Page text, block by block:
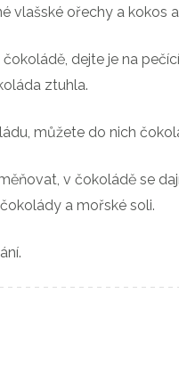
vlašské ořechy a kokos
dejte je na
ztuhla.
můžete do nich
v čokoládě se
a mořské soli.